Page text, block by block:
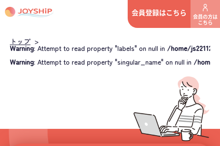
会員登録はこちら
会員の方は
こちら
トップ >
Warning: Attempt to read property "labels" on null in /home/
Warning: Attempt to read property "singular_name" on null in /home/